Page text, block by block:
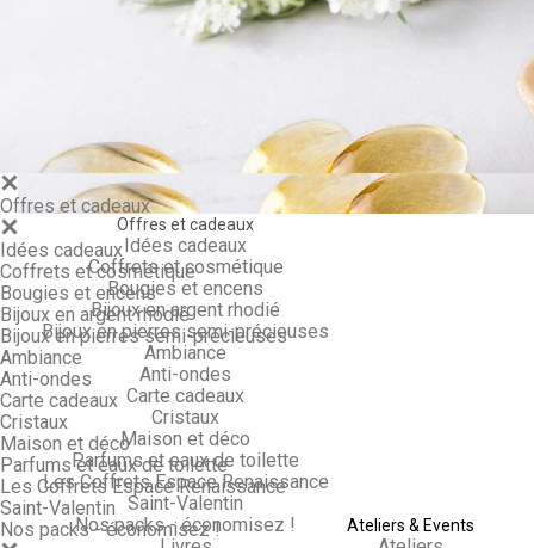
Offres et cadeaux
Idées cadeaux
Coffrets et cosmétique
Bougies et encens
Bijoux en argent rhodié
Bijoux en pierres semi-précieuses
Ambiance
Anti-ondes
Carte cadeaux
Cristaux
Maison et déco
Parfums et eaux de toilette
Les Coffrets Espace Renaissance
Saint-Valentin
Nos packs - économisez !
Offres et cadeaux
Idées cadeaux
Coffrets et cosmétique
Bougies et encens
Bijoux en argent rhodié
Bijoux en pierres semi-précieuses
Ambiance
Anti-ondes
Carte cadeaux
Cristaux
Maison et déco
Parfums et eaux de toilette
Les Coffrets Espace Renaissance
Saint-Valentin
Nos packs - économisez !
Ateliers & Events